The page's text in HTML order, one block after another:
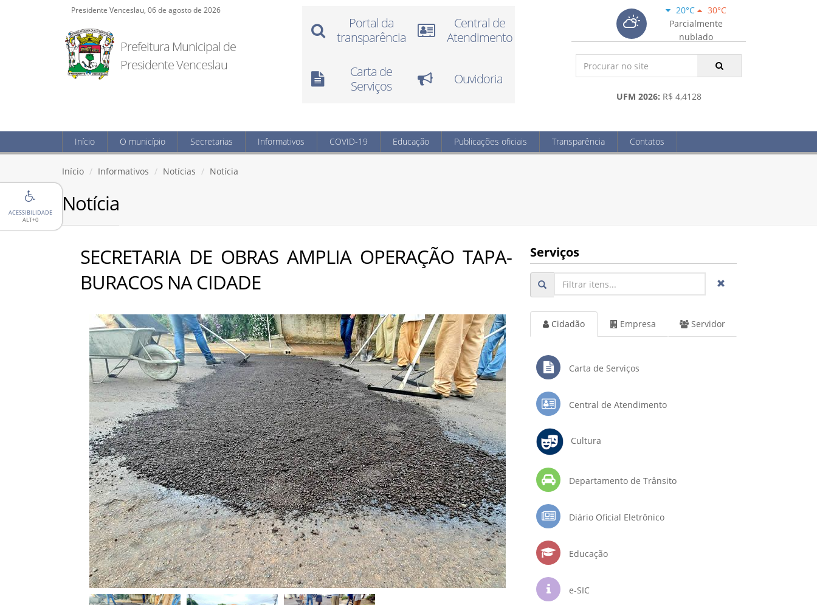
ACESSIBILIDADE
ALT+0
Presidente Venceslau, 06 de agosto de 2026
Prefeitura Municipal de
Presidente Venceslau
Portal da
transparência
Central de
Atendimento
Carta de
Serviços
Ouvidoria
20°C
30°C
Parcialmente
nublado
UFM 2026: R$ 4,4128
Início O município Secretarias Informativos COVID-19 Educação Publicações oficiais Transparência Contatos
Início Informativos Notícias Notícia
Notícia
SECRETARIA DE OBRAS AMPLIA OPERAÇÃO TAPA-
BURACOS NA CIDADE
Serviços
Cidadão Empresa Servidor
Carta de Serviços
Central de Atendimento
Cultura
Departamento de Trânsito
Diário Oficial Eletrônico
Educação
e-SIC